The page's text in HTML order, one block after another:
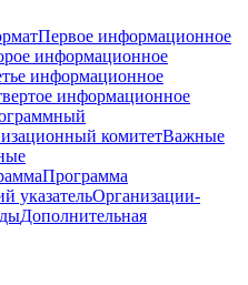
Первое информационное
информационное
информационное
информационное
комитетВажные
Программа
указательОрганизации-
Дополнительная